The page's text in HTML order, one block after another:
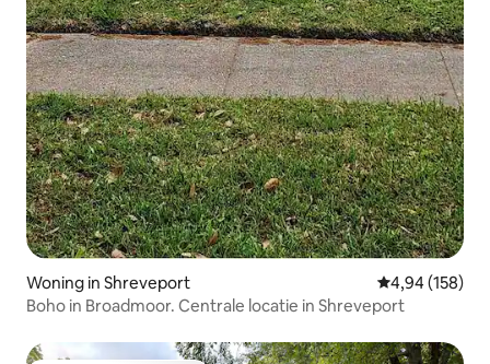
Woning in Shreveport Gemiddelde
4,94 (158)
Boho in Broadmoor. Centrale locatie in Shreveport